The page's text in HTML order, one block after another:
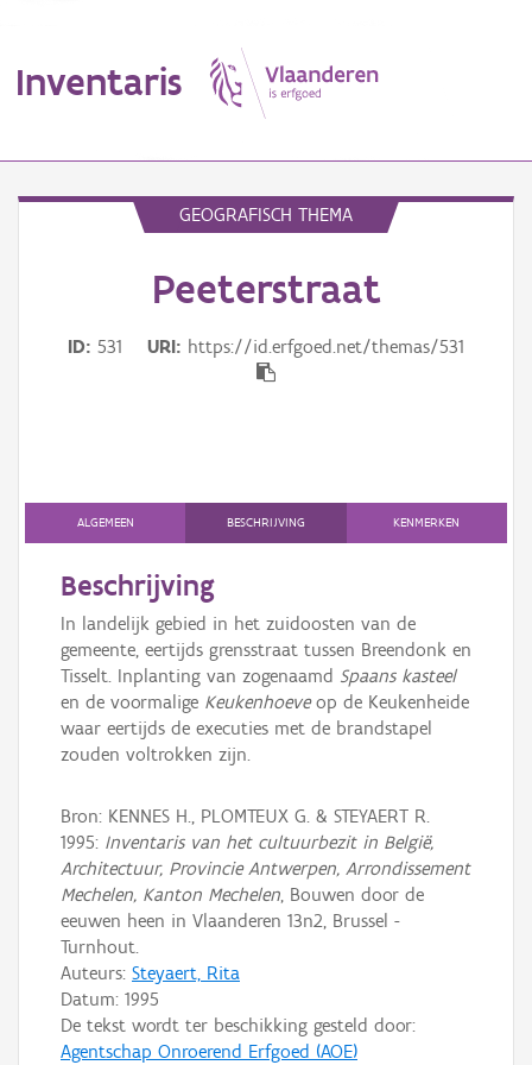
Inventaris
Aanduidingsobject
Persoon of collectief
Downloads
Hergebruik
Aanmelden
GEOGRAFISCH THEMA
Peeterstraat
ID 531 URI https://id.erfgoed.net/themas/531
ALGEMEEN BESCHRIJVING KENMERKEN
Beschrijving
In landelijk gebied in het zuidoosten van de
gemeente, eertijds grensstraat tussen Breendonk en
Tisselt. Inplanting van zogenaamd Spaans kasteel
en de voormalige Keukenhoeveop de Keukenheide
waar eertijds de executies met de brandstapel
zouden voltrokken zijn.
Bron: KENNES H., PLOMTEUX G. & STEYAERT R.
1995: Inventaris van het cultuurbezit in België,
Architectuur, Provincie Antwerpen, Arrondissement
Mechelen, Kanton Mechelen, Bouwen door de
eeuwen heen in Vlaanderen 13n2, Brussel -
Turnhout.
Auteurs: Steyaert, Rita
Datum: 1995
De tekst wordt ter beschikking gesteld door:
Agentschap Onroerend Erfgoed (AOE)